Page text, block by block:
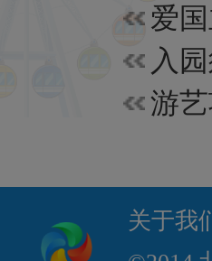
爱
入
关于我